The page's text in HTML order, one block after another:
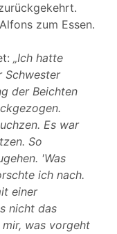
zum Essen.
„Ich hatte
Schwester
der Beichten
Es war
So
'Was
ich nach.
einer
nicht das
was vorgeht